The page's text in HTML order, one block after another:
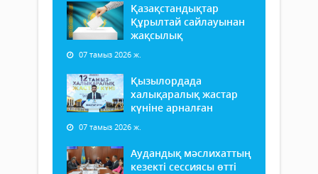
Қазақстандықтар
Құрылтай сайлауынан
жақсылық
07 тамыз 2026 ж.
Қызылордада
халықаралық жастар
күніне арналған
07 тамыз 2026 ж.
Аудандық мәслихаттың
кезекті сессиясы өтті